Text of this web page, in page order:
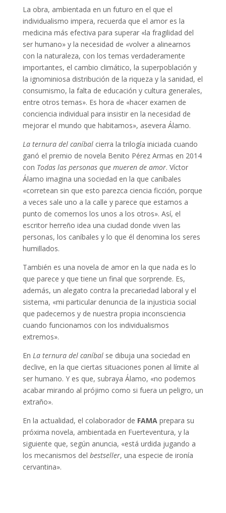
La obra, ambientada en un futuro en el que el
individualismo impera, recuerda que el amor es la
medicina más efectiva para superar «la fragilidad del
ser humano» y la necesidad de «volver a alinearnos
con la naturaleza, con los temas verdaderamente
importantes, el cambio climático, la superpoblación y
la ignominiosa distribución de la riqueza y la sanidad, el
consumismo, la falta de educación y cultura generales,
entre otros temas». Es hora de «hacer examen de
conciencia individual para insistir en la necesidad de
mejorar el mundo que habitamos», asevera Álamo.
La ternura del caníbalcierra la trilogía iniciada cuando
ganó el premio de novela Benito Pérez Armas en 2014
con Todas las personas que mueren de amor. Víctor
Álamo imagina una sociedad en la que caníbales
«corretean sin que esto parezca ciencia ficción, porque
a veces sale uno a la calle y parece que estamos a
punto de comernos los unos a los otros». Así, el
escritor herreño idea una ciudad donde viven las
personas, los caníbales y lo que él denomina los seres
humillados.
También es una novela de amor en la que nada es lo
que parece y que tiene un final que sorprende. Es,
además, un alegato contra la precariedad laboral y el
sistema, «mi particular denuncia de la injusticia social
que padecemos y de nuestra propia inconsciencia
cuando funcionamos con los individualismos
extremos».
En La ternura del caníbalse dibuja una sociedad en
declive, en la que ciertas situaciones ponen al límite al
ser humano. Y es que, subraya Álamo, «no podemos
acabar mirando al prójimo como si fuera un peligro, un
extraño».
En la actualidad, el colaborador de FAMA prepara su
próxima novela, ambientada en Fuerteventura, y la
siguiente que, según anuncia, «está urdida jugando a
los mecanismos del bestseller, una especie de ironía
cervantina».